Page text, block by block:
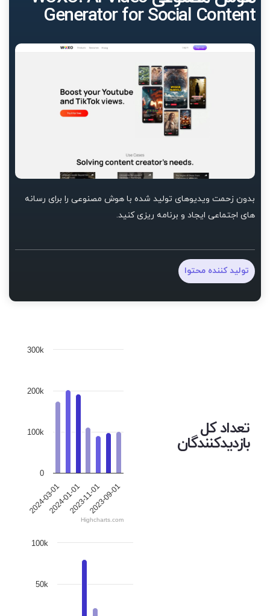
Generator for Social Content
بدون زحمت ویدیوهای تولید شده با هوش مصنوعی را برای رسانه
های اجتماعی ایجاد و برنامه ریزی کنید.
تولید کننده محتوا
تعداد کل
بازدیدکنندگان
2024-03-012024-01-012023-11-012023-09-01
0
100k
200k
300k
Highcharts.com
50k
100k